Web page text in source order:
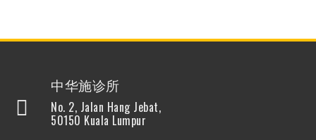
中华施诊所
No. 2, Jalan Hang Jebat,
50150 Kuala Lumpur